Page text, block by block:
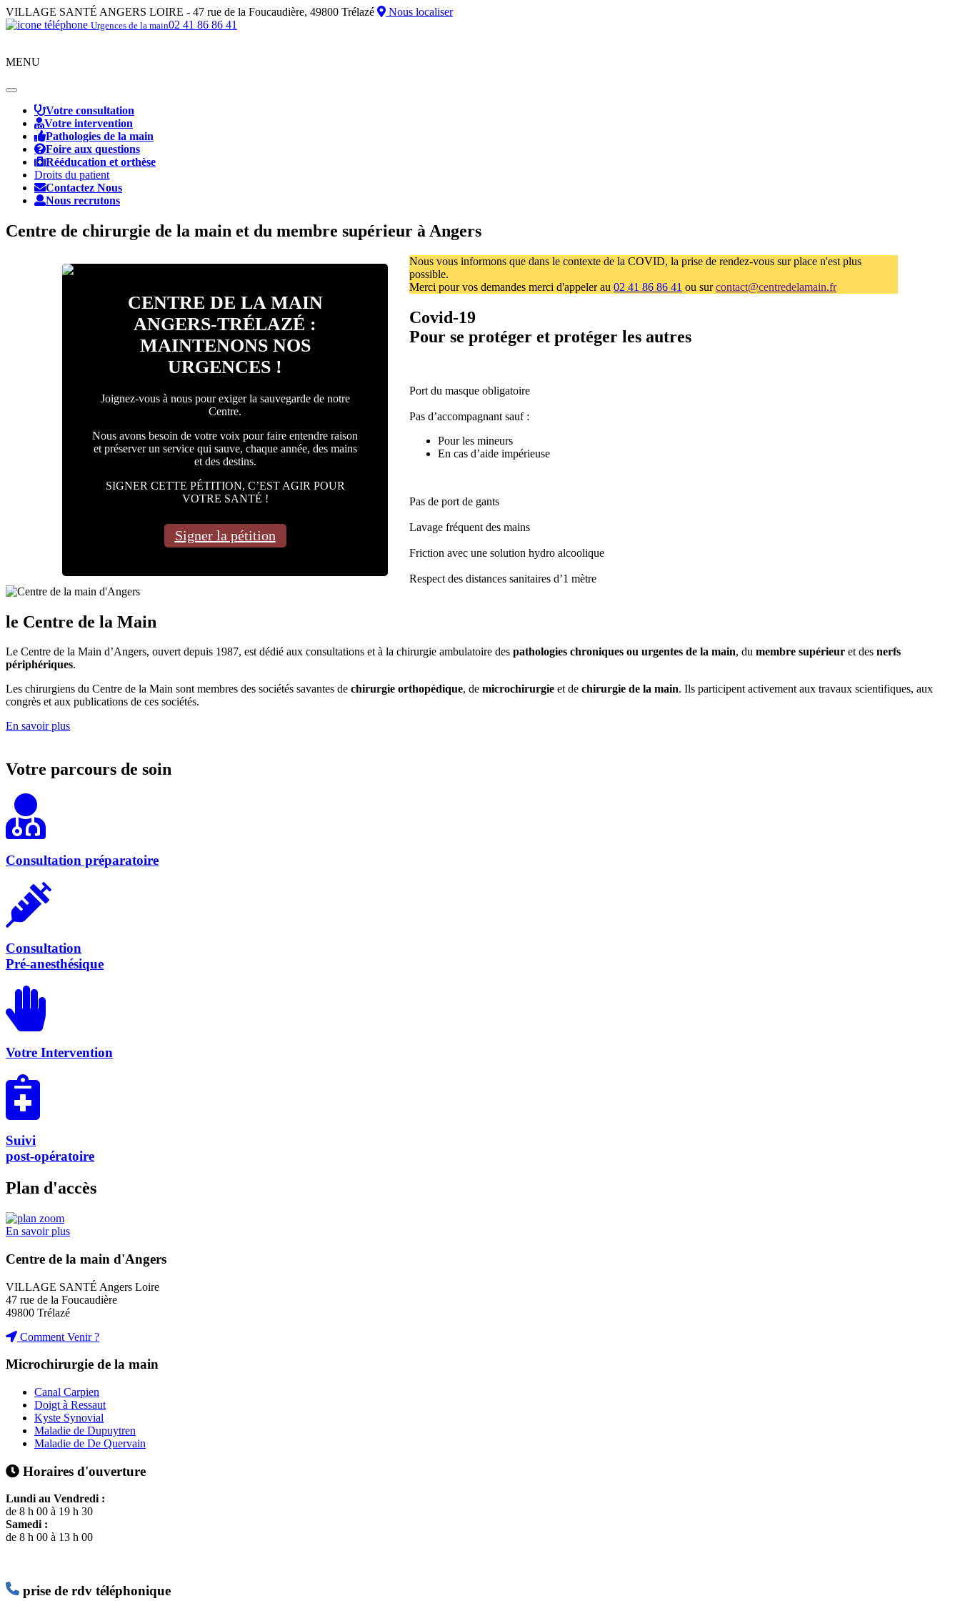
VILLAGE SANTÉ ANGERS LOIRE - 47 rue de la Foucaudière, 49800 Trélazé Nous localiser
Urgences de la main02 41 86 86 41
MENU
Toggle
navigationVotre consultation
Votre intervention
Pathologies de la main
Foire aux questions
Rééducation et orthèse
Droits du patient
Contactez Nous
Nous recrutons
Centre de chirurgie de la main et du membre supérieur à Angers
CENTRE DE LA MAIN
ANGERS-TRÉLAZÉ :
MAINTENONS NOS
URGENCES !
Joignez-vous à nous pour exiger la sauvegarde de notre
Centre.
Nous avons besoin de votre voix pour faire entendre raison
et préserver un service qui sauve, chaque année, des mains
et des destins.
SIGNER CETTE PÉTITION, C’EST AGIR POUR
VOTRE SANTÉ !
Signer la pétition
Nous vous informons que dans le contexte de la COVID, la prise de rendez-vous sur place n'est plus
possible.
Merci pour vos demandes merci d'appeler au 02 41 86 86 41 ou surcontact@centredelamain.fr
Covid-19
Pour se protéger et protéger les autres
Port du masque obligatoire
Pas d’accompagnant sauf :
Pour les mineurs
En cas d’aide impérieuse
Pas de port de gants
Lavage fréquent des mains
Friction avec une solution hydro alcoolique
Respect des distances sanitaires d’1 mètre
le Centre de la Main
Le Centre de la Main d’Angers, ouvert depuis 1987, est dédié aux consultations et à la chirurgie ambulatoire des pathologies chroniques ou urgentes de la main, du membre supérieur et des nerfs
périphériques.
Les chirurgiens du Centre de la Main sont membres des sociétés savantes de chirurgie orthopédique, de microchirurgie et de chirurgie de la main. Ils participent activement aux travaux scientifiques, aux
congrès et aux publications de ces sociétés.
En savoir plus
Votre parcours de soin
Consultation préparatoire
Consultation
Pré-anesthésique
Votre Intervention
Suivi
post-opératoire
Plan d'accès
En savoir plus
Centre de la main d'Angers
VILLAGE SANTÉ Angers Loire
47 rue de la Foucaudière
49800 Trélazé
Comment Venir ?
Microchirurgie de la main
Canal Carpien
Doigt à Ressaut
Kyste Synovial
Maladie de Dupuytren
Maladie de De Quervain
Horaires d'ouverture
Lundi au Vendredi :
de 8 h 00 à 19 h 30
Samedi :
de 8 h 00 à 13 h 00
prise de rdv téléphonique